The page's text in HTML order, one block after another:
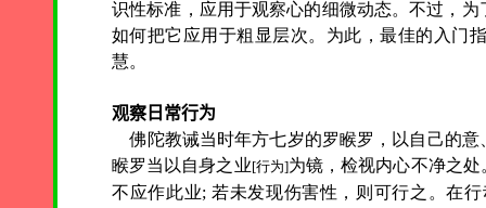
识性标准，应用于观察心的细微动态。不过，
如何把它应用于粗显层次。为此，最佳的入门
慧。
观察日常行为
佛陀教诫当时年方七岁的罗睺罗，以自己的意
睺罗当以自身之业[行为]为镜，检视内心不净之
不应作此业; 若未发现伤害性，则可行之。在